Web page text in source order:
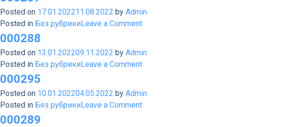
Posted on 17.01.202211.08.2022 by Admin
Posted in Без рубрикиLeave a Commenton
000288
Posted on 13.01.202209.11.2022 by Admin
Posted in Без рубрикиLeave a Commenton
000295
Posted on 10.01.202204.05.2022 by Admin
Posted in Без рубрикиLeave a Commenton
000289